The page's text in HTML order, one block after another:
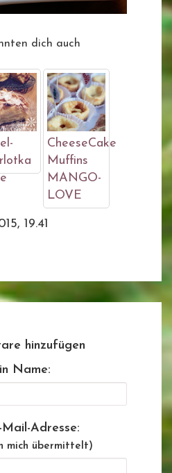
dich auch
CheeseCake
Muffins
MANGO-
LOVE
19.41
hinzufügen
Name:
Mail-Adresse:
mich übermittelt)